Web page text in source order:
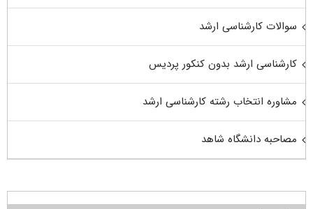
سوالات کارشناسی ارشد
کارشناسی ارشد بدون کنکور پردیس
مشاوره انتخاب رشته کارشناسی ارشد
مصاحبه دانشگاه شاهد